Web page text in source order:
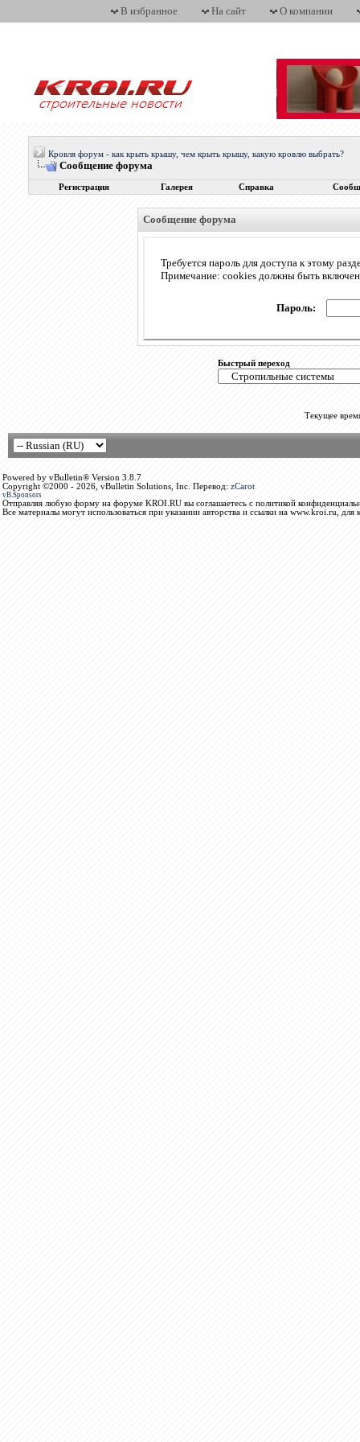
В избранное На сайт О компании
Кровля форум - как крыть крышу, чем крыть крышу, какую кровлю выбрать?
Сообщение форума
Регистрация Галерея Справка
Сообщение форума
Требуется пароль для доступа к этому
Примечание: cookies должны быть
Пароль:
Быстрый переход
Текущее
Powered by vBulletin® Version 3.8.7
Copyright ©2000 - 2026, vBulletin Solutions, Inc. Перевод: zCarot
vB.Sponsors
Отправляя любую форму на форуме KROI.RU вы соглашаетесь с политикой
Все материалы могут использоваться при указании авторства и ссылки на www.kroi.ru, для